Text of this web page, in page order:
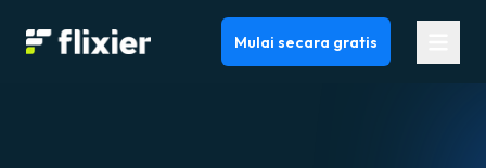
Flixier logo - Home Mulai secara gratis